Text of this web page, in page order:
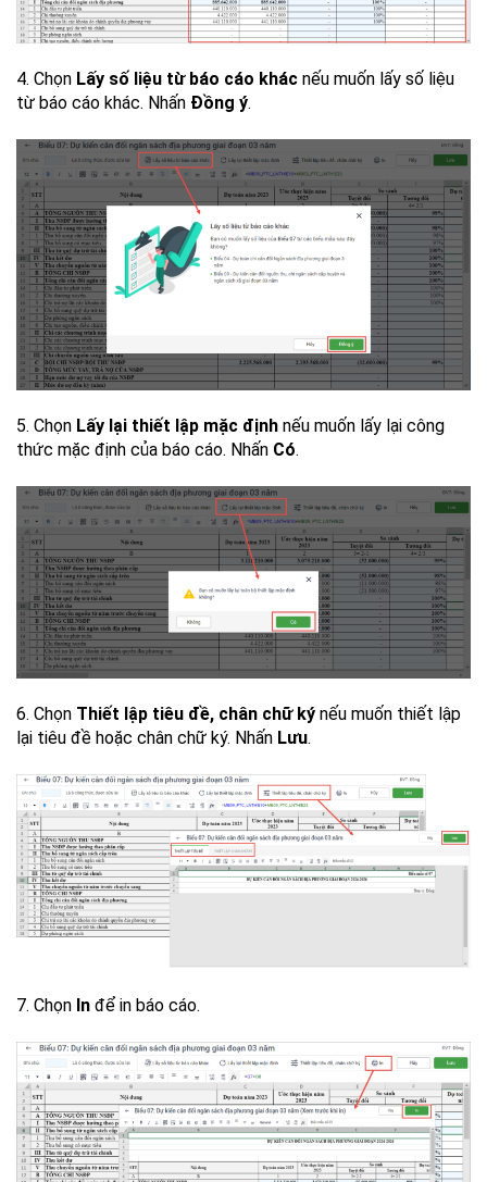
4. Chọn Lấy số liệu từ báo cáo khác nếu muốn lấy số liệu
từ báo cáo khác. Nhấn Đồng ý.
5. Chọn Lấy lại thiết lập mặc định nếu muốn lấy lại công
thức mặc định của báo cáo. Nhấn Có.
6. Chọn Thiết lập tiêu đề, chân chữ ký nếu muốn thiết lập
lại tiêu đề hoặc chân chữ ký. Nhấn Lưu.
7. Chọn In để in báo cáo.